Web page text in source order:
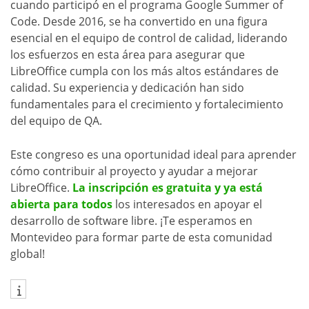
cuando participó en el programa Google Summer of
Code. Desde 2016, se ha convertido en una figura
esencial en el equipo de control de calidad, liderando
los esfuerzos en esta área para asegurar que
LibreOffice cumpla con los más altos estándares de
calidad. Su experiencia y dedicación han sido
fundamentales para el crecimiento y fortalecimiento
del equipo de QA.
Este congreso es una oportunidad ideal para aprender
cómo contribuir al proyecto y ayudar a mejorar
LibreOffice. La inscripción es gratuita y ya está
abierta para todos los interesados en apoyar el
desarrollo de software libre. ¡Te esperamos en
Montevideo para formar parte de esta comunidad
global!